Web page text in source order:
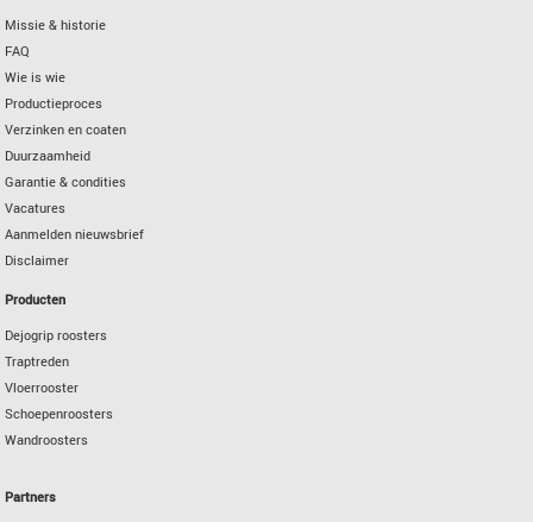
Missie & historie
FAQ
Wie is wie
Productieproces
Verzinken en coaten
Duurzaamheid
Garantie & condities
Vacatures
Aanmelden nieuwsbrief
Disclaimer
Producten
Dejogrip roosters
Traptreden
Vloerrooster
Schoepenroosters
Wandroosters
Partners